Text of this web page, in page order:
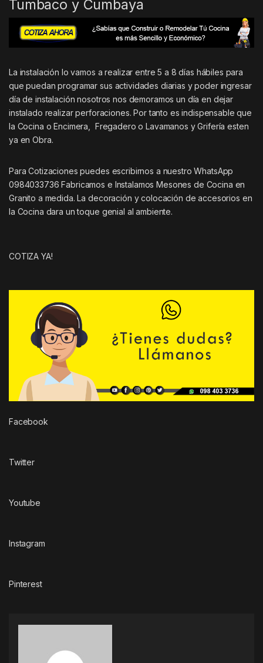
Tumbaco y Cumbaya
La instalación lo vamos a realizar entre 5 a 8 días hábiles para
que puedan programar sus actividades diarias y poder ingresar
día de instalación nosotros nos demoramos un día en dejar
instalado realizar perforaciones. Por tanto es indispensable que
la Cocina o Encimera, Fregadero o Lavamanos y Grifería esten
ya en Obra.
Para Cotizaciones puedes escribirnos a nuestro WhatsApp
0984033736 Fabricamos e Instalamos Mesones de Cocina en
Granito a medida. La decoración y colocación de accesorios en
la Cocina dara un toque genial al ambiente.
COTIZA YA!
Facebook
Twitter
Youtube
Instagram
Pinterest